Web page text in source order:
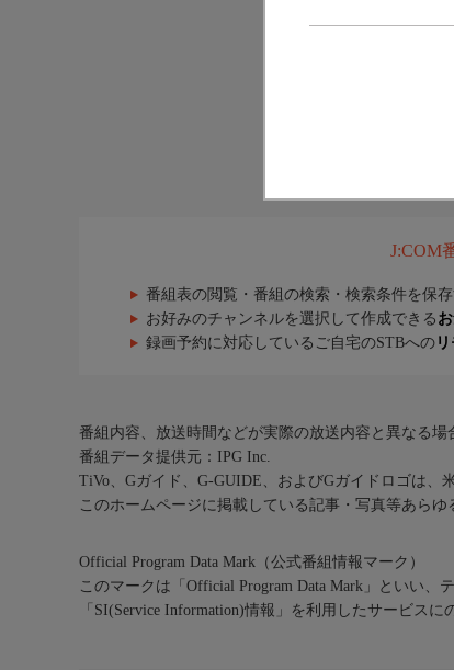
J:COM
番組表の閲覧・番組の検索・検索条件を保
お好みのチャンネルを選択して作成できる
録画予約に対応しているご自宅のSTBへの
番組内容、放送時間などが実際の放送内容と異なる場
番組データ提供元：IPG Inc.
TiVo、Gガイド、G-GUIDE、およびGガイドロゴは、
このホームページに掲載している記事・写真等あらゆ
Official Program Data Mark（公式番組情報マーク）
このマークは「Official Program Data Mark」といい、
「SI(Service Information)情報」を利用したサービスに